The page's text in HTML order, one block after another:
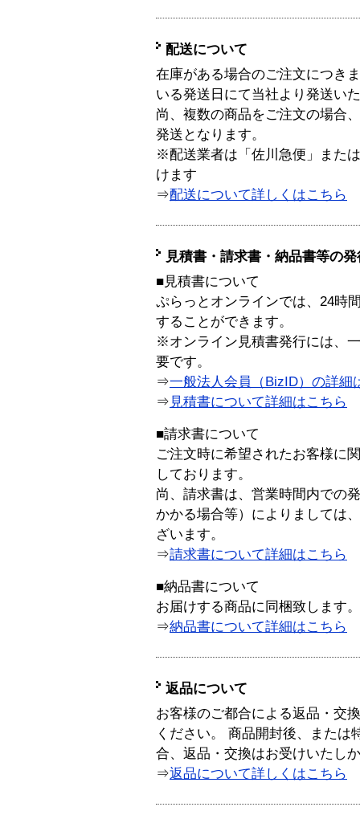
配送について
在庫がある場合のご注文につき
いる発送日にて当社より発送い
尚、複数の商品をご注文の場合
発送となります。
※配送業者は「佐川急便」また
けます
⇒配送について詳しくはこちら
見積書・請求書・納品書等の
■見積書について
ぷらっとオンラインでは、24時
することができます。
※オンライン見積書発行には、
要です。
⇒一般法人会員（BizID）の詳細
⇒ 見積書について詳細はこちら
■請求書について
ご注文時に希望されたお客様に
しております。
尚、請求書は、営業時間内での
かかる場合等）によりましては
ざいます。
⇒請求書について詳細はこちら
■納品書について
お届けする商品に同梱致します。
⇒納品書について詳細はこちら
返品について
お客様のご都合による返品・交
ください。 商品開封後、または
合、返品・交換はお受けいたし
⇒返品について詳しくはこちら